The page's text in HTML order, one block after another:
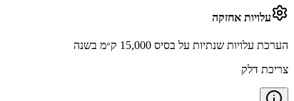
עלויות אחזקה
הערכת עלויות שנתיות על בסיס 15,000 ק״מ בשנה
צריכת דלק